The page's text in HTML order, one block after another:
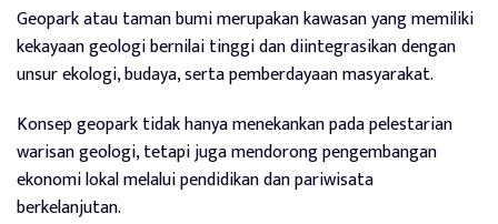
Geopark atau taman bumi merupakan kawasan yang memiliki
kekayaan geologi bernilai tinggi dan diintegrasikan dengan
unsur ekologi, budaya, serta pemberdayaan masyarakat.
Konsep geopark tidak hanya menekankan pada pelestarian
warisan geologi, tetapi juga mendorong pengembangan
ekonomi lokal melalui pendidikan dan pariwisata
berkelanjutan.